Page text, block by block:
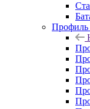
Профиль